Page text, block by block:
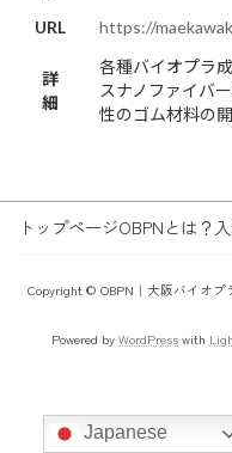
URL https://
詳
細
各種バイオプラ
スナノファイバ
性のゴム材料の
トップページOBPNとは？
Copyright © OBPN｜大阪バイオ
Powered by WordPress with
Japanese